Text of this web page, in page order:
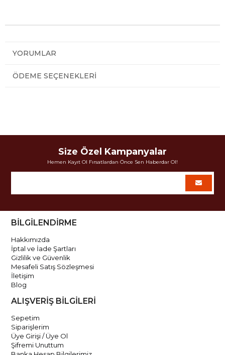
YORUMLAR
ÖDEME SEÇENEKLERI
Size Özel Kampanyalar
Hemen Kayıt Ol Fırsatlardan Önce Sen Haberdar Ol!
BİLGİLENDİRME
Hakkımızda
İptal ve İade Şartları
Gizlilik ve Güvenlik
Mesafeli Satış Sözleşmesi
İletişim
Blog
ALIŞVERİŞ BİLGİLERİ
Sepetim
Siparişlerim
Üye Girişi / Üye Ol
Şifremi Unuttum